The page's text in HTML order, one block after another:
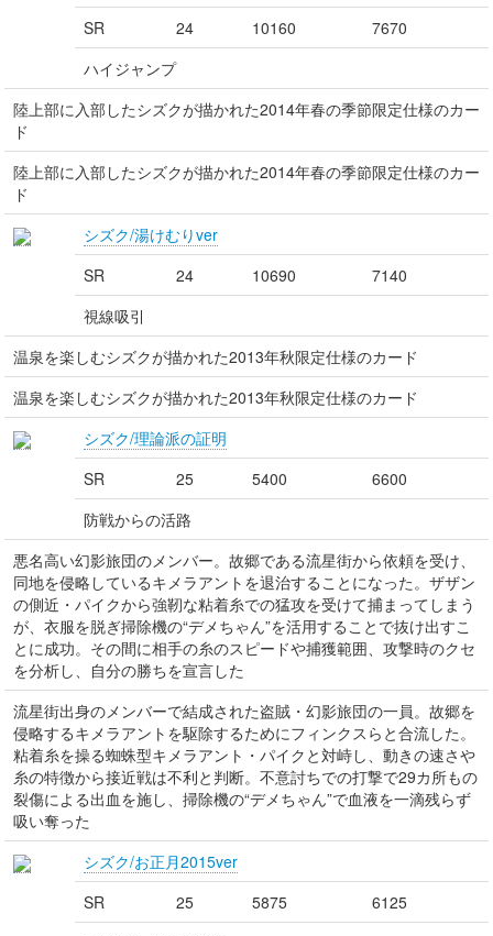
SR 24 10160
7670
ハイジャンプ
陸上部に入部したシズクが描かれた2014年春の季節限定仕様のカー
ド
陸上部に入部したシズクが描かれた2014年春の季節限定仕様のカー
ド
シズク/湯けむりver
SR
24 10690
7140
視線吸引
温泉を楽しむシズクが描かれた2013年秋限定仕様のカード
温泉を楽しむシズクが描かれた2013年秋限定仕様のカード
シズク/理論派の証明
SR
25 5400
6600
防戦からの活路
悪名高い幻影旅団のメンバー。故郷である流星街から依頼を受け、
同地を侵略しているキメラアントを退治することになった。ザザン
の側近・パイクから強靭な粘着糸での猛攻を受けて捕まってしまう
が、衣服を脱ぎ掃除機の“デメちゃん”を活用することで抜け出すこ
とに成功。その間に相手の糸のスピードや捕獲範囲、攻撃時のクセ
を分析し、自分の勝ちを宣言した
流星街出身のメンバーで結成された盗賊・幻影旅団の一員。故郷を
侵略するキメラアントを駆除するためにフィンクスらと合流した。
粘着糸を操る蜘蛛型キメラアント・パイクと対峙し、動きの速さや
糸の特徴から接近戦は不利と判断。不意討ちでの打撃で29カ所もの
裂傷による出血を施し、掃除機の“デメちゃん”で血液を一滴残らず
吸い奪った
シズク/お正月2015ver
SR
25 5875
6125